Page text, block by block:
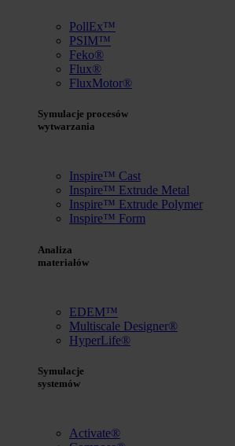
PollEx™
PSIM™
Feko®
Flux®
FluxMotor®
Symulacje procesów
wytwarzania
Inspire™ Cast
Inspire™ Extrude Metal
Inspire™ Extrude Polymer
Inspire™ Form
Analiza
materiałów
EDEM™
Multiscale Designer®
HyperLife®
Symulacje
systemów
Activate®